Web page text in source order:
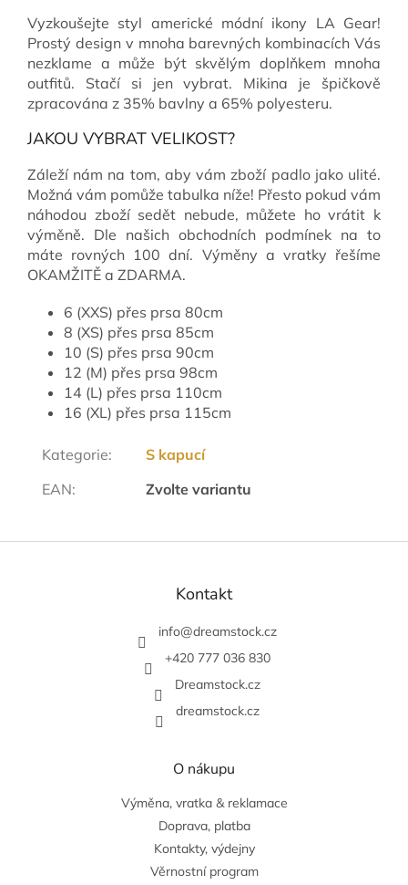
Vyzkoušejte styl americké módní ikony LA Gear!
Prostý design v mnoha barevných kombinacích Vás
nezklame a může být skvělým doplňkem mnoha
outfitů. Stačí si jen vybrat. Mikina je špičkově
zpracována z 35% bavlny a 65% polyesteru.
JAKOU VYBRAT VELIKOST?
Záleží nám na tom, aby vám zboží padlo jako ulité.
Možná vám pomůže tabulka níže! Přesto pokud vám
náhodou zboží sedět nebude, můžete ho vrátit k
výměně. Dle našich obchodních podmínek na to
máte rovných 100 dní. Výměny a vratky řešíme
OKAMŽITĚ a ZDARMA.
6 (XXS) přes prsa 80cm
8 (XS) přes prsa 85cm
10 (S) přes prsa 90cm
12 (M) přes prsa 98cm
14 (L) přes prsa 110cm
16 (XL) přes prsa 115cm
Kategorie:
S kapucí
EAN: Zvolte variantu
Z
Kontakt
info@dreamstock.cz
+420 777 036 830
Dreamstock.cz
dreamstock.cz
O nákupu
Výměna, vratka & reklamace
Doprava, platba
Kontakty, výdejny
Věrnostní program